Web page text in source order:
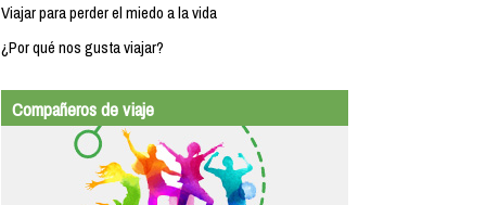
Viajar para perder el miedo a la vida
¿Por qué nos gusta viajar?
Compañeros de viaje